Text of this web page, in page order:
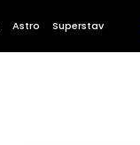
Astro Superstav